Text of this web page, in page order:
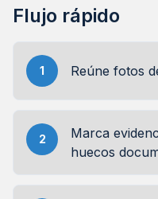
Flujo rápido
1 Reúne fotos
2
Marca
huecos